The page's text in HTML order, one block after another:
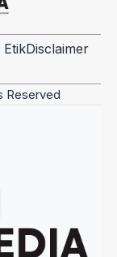
EtikDisclaimer
Reserved